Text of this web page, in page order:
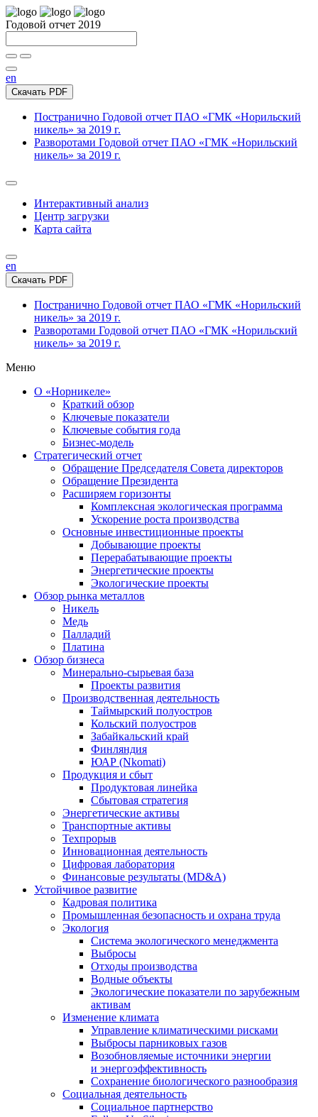
Годовой отчет 2019
en
Скачать PDF
Постранично Годовой отчет ПАО «ГМК «Норильский
никель» за 2019 г.
Разворотами Годовой отчет ПАО «ГМК «Норильский
никель» за 2019 г.
Интерактивный анализ
Центр загрузки
Карта сайта
en
Скачать PDF
Постранично Годовой отчет ПАО «ГМК «Норильский
никель» за 2019 г.
Разворотами Годовой отчет ПАО «ГМК «Норильский
никель» за 2019 г.
Меню
О «Норникеле»
Краткий обзор
Ключевые показатели
Ключевые события года
Бизнес-модель
Стратегический отчет
Обращение Председателя Совета директоров
Обращение Президента
Расширяем горизонты
Комплексная экологическая программа
Ускорение роста производства
Основные инвестиционные проекты
Добывающие проекты
Перерабатывающие проекты
Энергетические проекты
Экологические проекты
Обзор рынка металлов
Никель
Медь
Палладий
Платина
Обзор бизнеса
Минерально-сырьевая база
Проекты развития
Производственная деятельность
Таймырский полуостров
Кольский полуостров
Забайкальский край
Финляндия
ЮАР (Nkomati)
Продукция и сбыт
Продуктовая линейка
Сбытовая стратегия
Энергетические активы
Транспортные активы
Техпрорыв
Инновационная деятельность
Цифровая лаборатория
Финансовые результаты (MD&A)
Устойчивое развитие
Кадровая политика
Промышленная безопасность и охрана труда
Экология
Система экологического менеджмента
Выбросы
Отходы производства
Водные объекты
Экологические показатели по зарубежным
активам
Изменение климата
Управление климатическими рисками
Выбросы парниковых газов
Возобновляемые источники энергии
и энергоэффективность
Сохранение биологического разнообразия
Социальная деятельность
Социальное партнерство